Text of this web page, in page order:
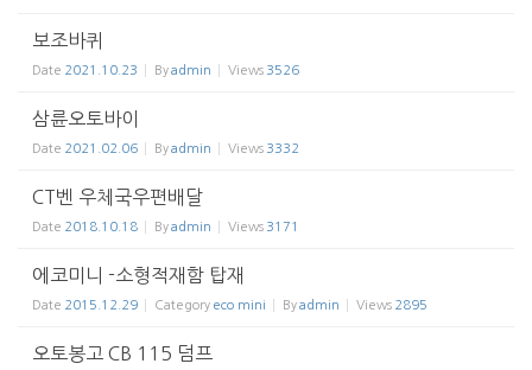
보조바퀴
Date 2021.10.23 Byadmin Views 3526
삼륜오토바이
Date 2021.02.06 Byadmin Views 3332
CT벤 우체국우편배달
Date 2018.10.18 Byadmin Views 3171
에코미니 -소형적재함 탑재
Date 2015.12.29 Category eco mini Byadmin Views 2895
오토봉고 CB 115 덤프